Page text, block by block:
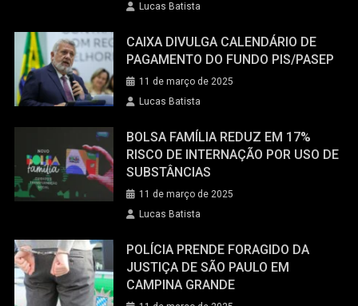
Lucas Batista
CAIXA DIVULGA CALENDÁRIO DE
PAGAMENTO DO FUNDO PIS/PASEP
11 de março de 2025
Lucas Batista
BOLSA FAMÍLIA REDUZ EM 17%
RISCO DE INTERNAÇÃO POR USO DE
SUBSTÂNCIAS
11 de março de 2025
Lucas Batista
POLÍCIA PRENDE FORAGIDO DA
JUSTIÇA DE SÃO PAULO EM
CAMPINA GRANDE